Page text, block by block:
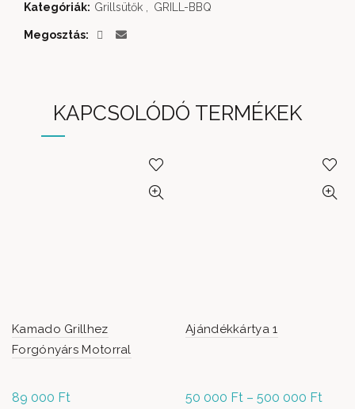
Kategóriák: Grillsütők GRILL-BBQ
Megosztás
KAPCSOLÓDÓ TERMÉKEK
Kamado Grillhez
Forgónyárs Motorral
89 000 Ft
Ajándékkártya 1
50 000 Ft – 500 000 Ft